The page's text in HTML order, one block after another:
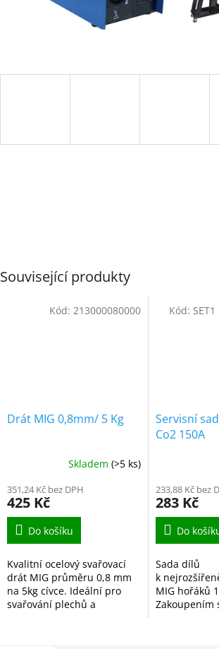
Související produkty
Drát MIG 0,8mm/ 5 Kg
Skladem (>5 ks)
351,24 Kč bez DPH
425 Kč
Do košíku
Kvalitní ocelový svařovací
drát MIG průměru 0,8 mm
na 5kg cívce. Ideální pro
svařování plechů a
Kód: 213000080000
Servisní
Co2 150A
233,88 Kč bez
283 Kč
Do
Sada dílů
k
MIG hořáků
Zakoupením
Kód: